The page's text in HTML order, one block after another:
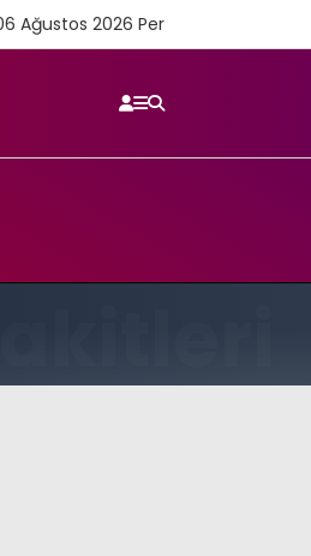
Ağustos 2026 Per